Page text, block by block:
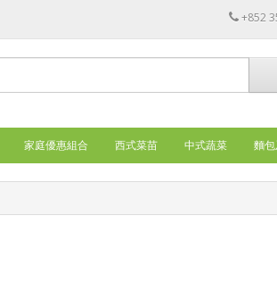
+852
家庭優惠組合 西式菜苗 中式蔬菜 麵